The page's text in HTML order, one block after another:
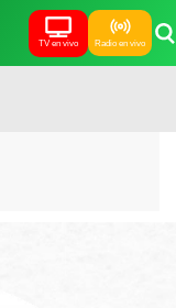
TV en vivo Radio en vivo